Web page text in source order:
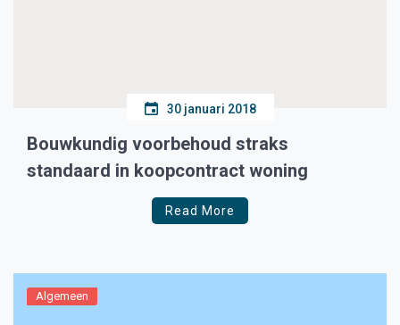
30 januari 2018
Bouwkundig voorbehoud straks
standaard in koopcontract woning
Read More
Algemeen